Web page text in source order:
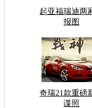
起亚福瑞迪两
报图
奇瑞21款重磅
谍照